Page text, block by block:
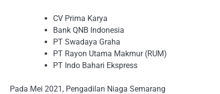
CV Prima Karya
Bank QNB Indonesia
PT Swadaya Graha
PT Rayon Utama Makmur (RUM)
PT Indo Bahari Ekspress
Pada Mei 2021, Pengadilan Niaga Semarang